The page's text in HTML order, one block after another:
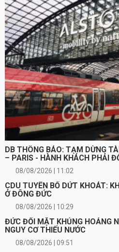
DB THÔNG BÁO: TẠM DỪNG
– PARIS - HÀNH KHÁCH PHẢI
08/08/2026 | 11:02
CDU TUYÊN BỐ DỨT KHOÁT:
Ở ĐÔNG ĐỨC
08/08/2026 | 10:29
ĐỨC ĐỐI MẶT KHỦNG HOẢNG
NGUY CƠ THIẾU NƯỚC
08/08/2026 | 09:51